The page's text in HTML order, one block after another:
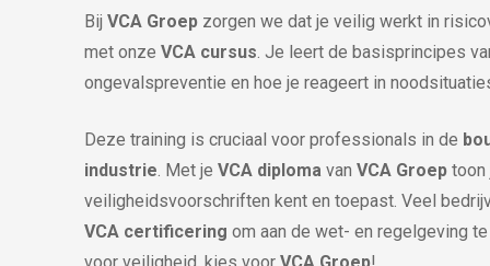
BijVCA Groep zorgen we dat je veilig werkt in
met onzeVCA cursus . Je leert de basisprincipes
ongevalspreventie en hoe je reageert in
Deze training is cruciaal voor professionals in de
industrie . Met jeVCA diploma vanVCA Groep toon
veiligheidsvoorschriften kent en toepast. Veel
VCA certificering om aan de wet- en regelgeving
voor veiligheid, kies voorVCA Groep!